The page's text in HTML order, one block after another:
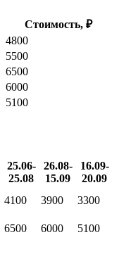
Стоимость, ₽
4800
5500
6500
6000
5100
25.06-
25.08
26.08-
15.09
16.09-
20.09
4100 3900
3300
6500 6000
5100